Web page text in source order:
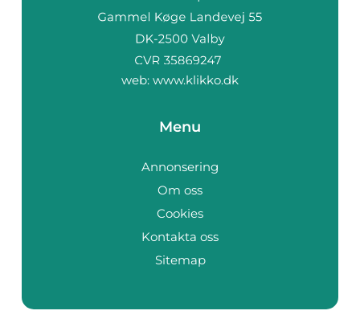
web: www.klikko.dk
Menu
Annonsering
Om oss
Cookies
Kontakta oss
Sitemap